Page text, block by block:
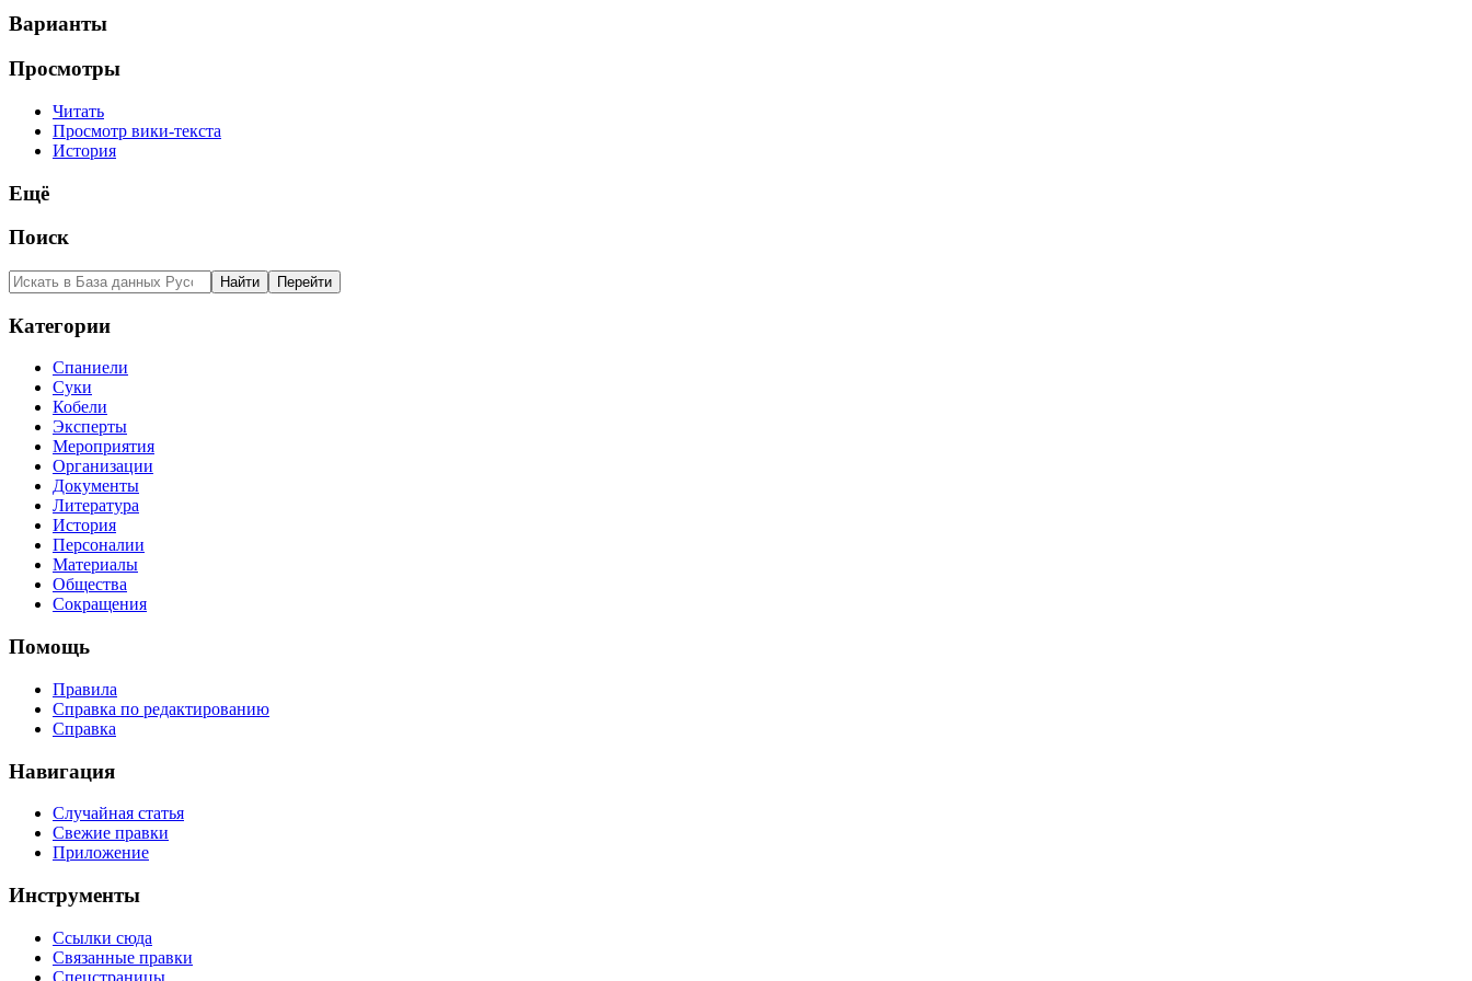
Варианты
Просмотры
Читать
Просмотр вики-текста
История
Ещё
Поиск
Категории
Спаниели
Суки
Кобели
Эксперты
Мероприятия
Организации
Документы
Литература
История
Персоналии
Материалы
Общества
Сокращения
Помощь
Правила
Справка по редактированию
Справка
Навигация
Случайная статья
Свежие правки
Приложение
Инструменты
Ссылки сюда
Связанные правки
Спецстраницы